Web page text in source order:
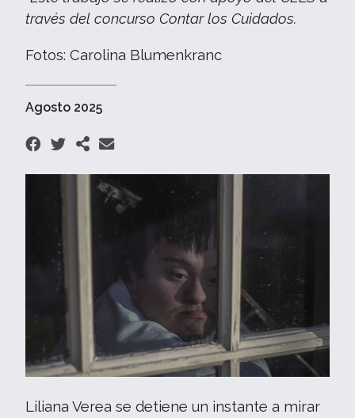
través del concurso Contar los Cuidados.
Fotos: Carolina Blumenkranc
Agosto 2025
Liliana Verea se detiene un instante a mirar